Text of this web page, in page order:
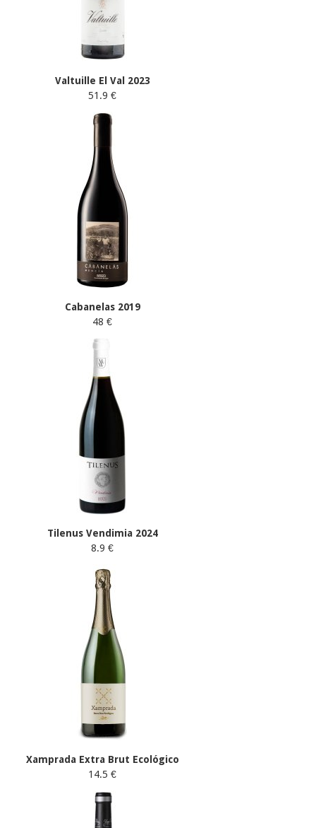
Valtuille El Val 2023
51.9 €
Cabanelas 2019
48 €
Tilenus Vendimia 2024
8.9 €
Xamprada Extra Brut Ecológico
14.5 €